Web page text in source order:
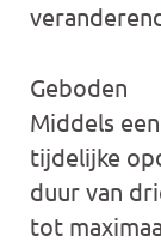
Geboden
Middels
tijdelijke
duur van
tot